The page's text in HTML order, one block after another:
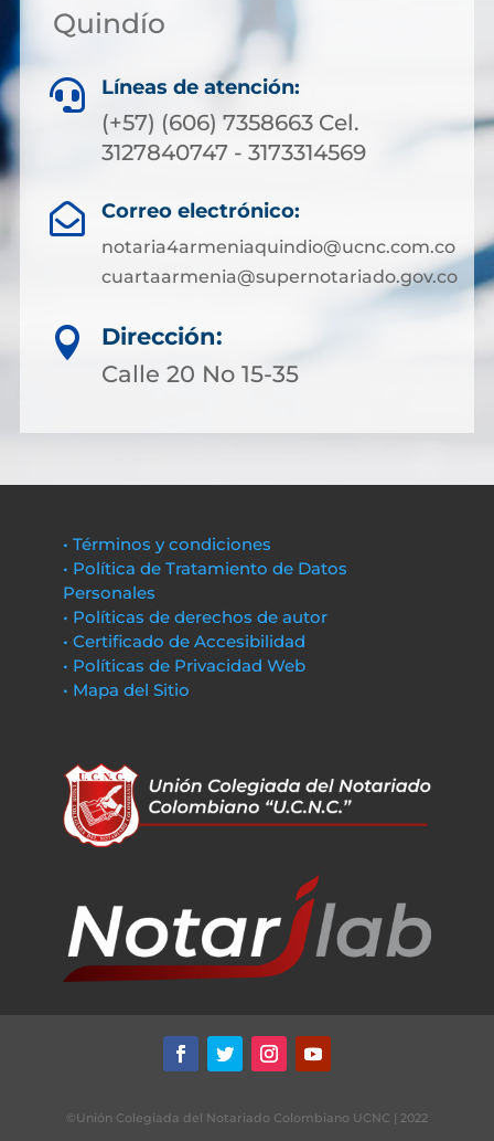
Quindío
 Líneas de atención:
(+57) (606) 7358663 Cel.
3127840747 - 3173314569
 Correo electrónico:
notaria4armeniaquindio@ucnc.com.co
cuartaarmenia@supernotariado.gov.co

Dirección:
Calle 20 No 15-35
• Términos y condiciones
• Política de Tratamiento de Datos
Personales
• Políticas de derechos de autor
• Certificado de Accesibilidad
• Políticas de Privacidad Web
• Mapa del Sitio
©Unión Colegiada del Notariado Colombiano UCNC | 2022